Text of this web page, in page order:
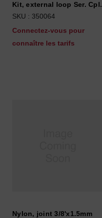
Kit, external loop Ser. Cpl.
SKU : 350064
Connectez-vous pour
connaître les tarifs
Nylon, joint 3/8'x1.5mm